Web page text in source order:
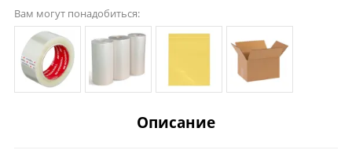
Вам могут понадобиться:
Описание